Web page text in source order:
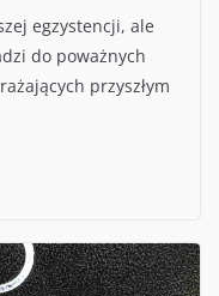
egzystencji, ale
do poważnych
przyszłym